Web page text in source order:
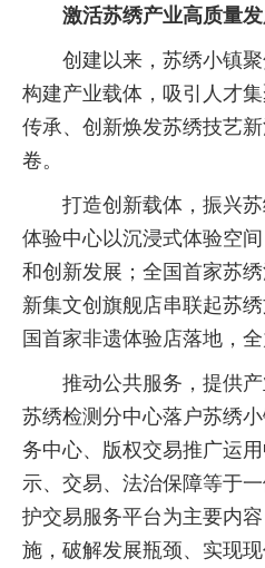
激活苏绣产业高质量
创建以来，苏绣小镇聚
构建产业载体，吸引人才
传承、创新焕发苏绣技艺
卷。
打造创新载体，振兴苏
体验中心以沉浸式体验空
和创新发展；全国首家苏
新集文创旗舰店串联起苏
国首家非遗体验店落地，全
推动公共服务，提供产
苏绣检测分中心落户苏绣
务中心、版权交易推广运
示、交易、法治保障等于
护交易服务平台为主要内
施，破解发展瓶颈、实现